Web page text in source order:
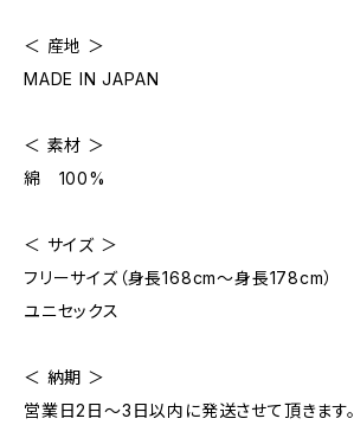
＜ 産地 ＞
MADE IN JAPAN
＜ 素材 ＞
綿 100%
＜ サイズ ＞
フリーサイズ（身長168cm〜身長178cm）
ユニセックス
＜ 納期 ＞
営業日2日〜3日以内に発送させて頂きます。